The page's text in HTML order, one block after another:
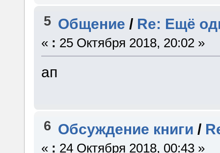
5 Общение / Re: Ещё
« : 25 Октября 2018, 20:02 »
ап
6 Обсуждение книги /
« : 24 Октября 2018, 00:43 »